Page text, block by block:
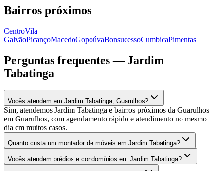
Bairros próximos
CentroVila
GalvãoPicançoMacedoGopoúvaBonsucessoCumbicaPimentas
Perguntas frequentes — Jardim
Tabatinga
Vocês atendem em Jardim Tabatinga, Guarulhos?
Sim, atendemos Jardim Tabatinga e bairros próximos da Guarulhos
em Guarulhos, com agendamento rápido e atendimento no mesmo
dia em muitos casos.
Quanto custa um montador de móveis em Jardim Tabatinga?
Vocês atendem prédios e condomínios em Jardim Tabatinga?